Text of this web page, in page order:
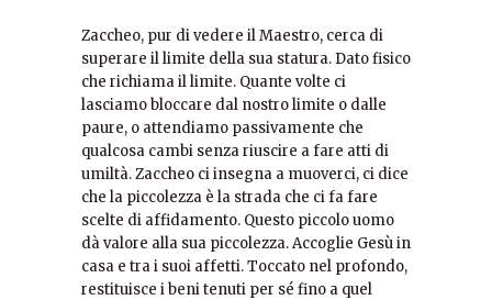
Zaccheo, pur di vedere il Maestro, cerca di
superare il limite della sua statura. Dato fisico
che richiama il limite. Quante volte ci
lasciamo bloccare dal nostro limite o dalle
paure, o attendiamo passivamente che
qualcosa cambi senza riuscire a fare atti di
umiltà. Zaccheo ci insegna a muoverci, ci dice
che la piccolezza è la strada che ci fa fare
scelte di affidamento. Questo piccolo uomo
dà valore alla sua piccolezza. Accoglie Gesù in
casa e tra i suoi affetti. Toccato nel profondo,
restituisce i beni tenuti per sé fino a quel